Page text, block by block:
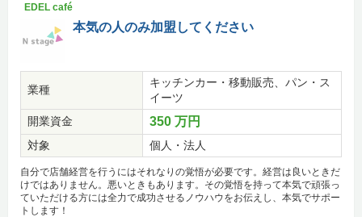
EDEL café
本気の人のみ加盟してください
業種
キッチンカー・移動販売、パン・ス
イーツ
開業資金
350 万円
対象 個人・法人
自分で店舗経営を行うにはそれなりの覚悟が必要です。経営は良いときだ
けではありません。悪いときもあります。その覚悟を持って本気で頑張っ
ていただける方には全力で成功させるノウハウをお伝えし、本気でサポー
トします！